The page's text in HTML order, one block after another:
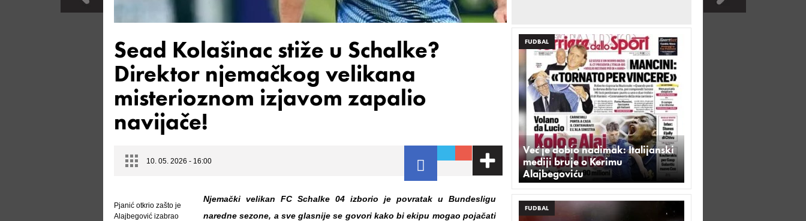
Sead Kolašinac stiže u Schalke?
Direktor njemačkog velikana
misterioznom izjavom zapalio
navijače!
10. 05. 2026 - 16:00
Pjanić otkrio zašto je
Alajbegović izabrao
Njemački velikan FC Schalke 04 izborio je povratak u Bundesligu
naredne sezone, a sve glasnije se govori kako bi ekipu mogao pojačati
FUDBAL
Već je dobio nadimak: Italijanski
mediji bruje o Kerimu
Alajbegoviću
FUDBAL